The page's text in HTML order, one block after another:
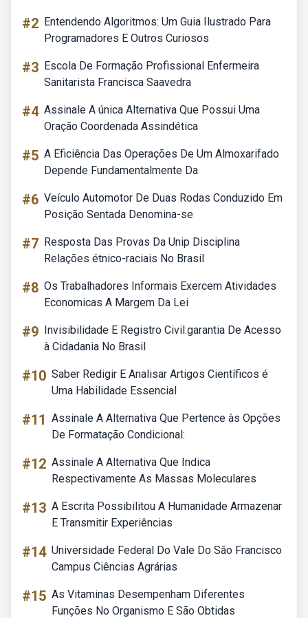
#2 Entendendo Algoritmos: Um Guia Ilustrado Para
Programadores E Outros Curiosos
#3 Escola De Formação Profissional Enfermeira
Sanitarista Francisca Saavedra
#4 Assinale A única Alternativa Que Possui Uma
Oração Coordenada Assindética
#5 A Eficiência Das Operações De Um Almoxarifado
Depende Fundamentalmente Da
#6 Veículo Automotor De Duas Rodas Conduzido Em
Posição Sentada Denomina-se
#7 Resposta Das Provas Da Unip Disciplina
Relações étnico-raciais No Brasil
#8 Os Trabalhadores Informais Exercem Atividades
Economicas A Margem Da Lei
#9 Invisibilidade E Registro Civil:garantia De Acesso
à Cidadania No Brasil
#10 Saber Redigir E Analisar Artigos Científicos é
Uma Habilidade Essencial
#11 Assinale A Alternativa Que Pertence às Opções
De Formatação Condicional:
#12 Assinale A Alternativa Que Indica
Respectivamente As Massas Moleculares
#13 A Escrita Possibilitou A Humanidade Armazenar
E Transmitir Experiências
#14 Universidade Federal Do Vale Do São Francisco
Campus Ciências Agrárias
#15 As Vitaminas Desempenham Diferentes
Funções No Organismo E São Obtidas